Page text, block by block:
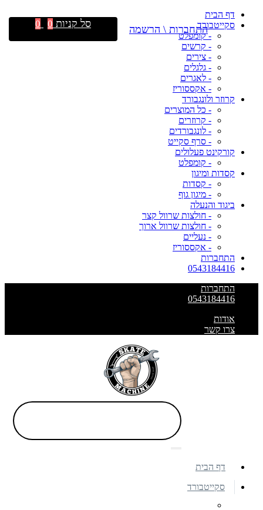
דף הבית
סקייטבורד
- קומפלט
- קרשים
- צירים
- גלגלים
- לאגרים
- אקססוריז
קרוזר ולונגבורד
- כל המוצרים
- קרוזרים
- לונגבורדים
- סרף סקייט
קורקינט פעלולים
- קומפלט
קסדות ומיגון
- קסדות
- מיגון גוף
ביגוד והנעלה
- חולצות שרוול קצר
- חולצות שרוול ארוך
- נעליים
- אקססוריז
התחברות
0543184416
התחברות
0543184416
אודות
צרו קשר
התחברות \ הרשמה סל קניות 0
0
דף הבית
סקייטבורד